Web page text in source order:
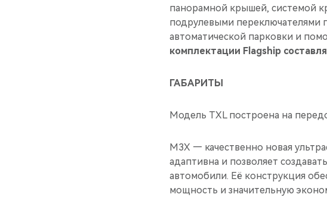
панорамной крышей, системой
подрулевыми переключателями
автоматической парковки и
комплектации Flagship
ГАБАРИТЫ
Модель TXL построена на
M3X — качественно новая
адаптивна и позволяет
автомобили. Её конструкция
мощность и значительную